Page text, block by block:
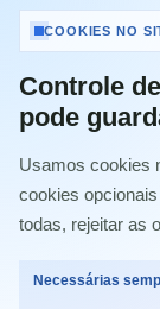
Tinteiro
Referência:
Condição: Novo
Imprimir
14,40 €
COOKIES NO
Controle
pode
Usamos cookies
cookies
todas, rejeitar as
Necessárias